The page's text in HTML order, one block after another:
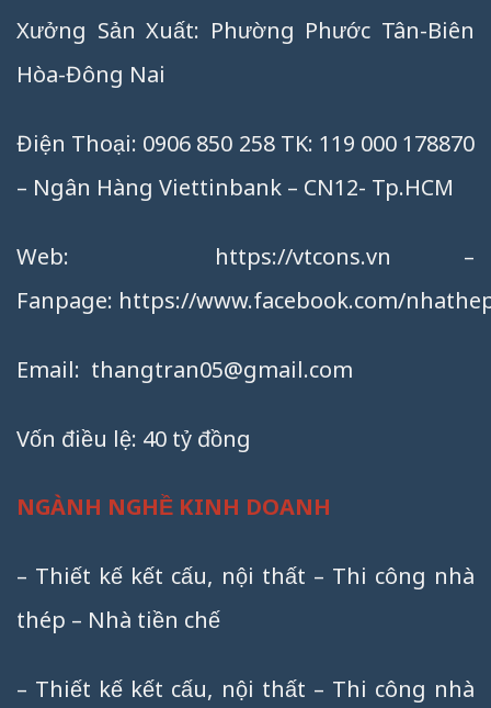
Xưởng Sản Xuất: Phường Phước Tân-Biên
Hòa-Đông Nai
Điện Thoại: 0906 850 258 TK: 119 000 178870
– Ngân Hàng Viettinbank – CN12- Tp.HCM
Web: https://vtcons.vn –
Fanpage: https://www.facebook.com/
Email: thangtran05@gmail.com
Vốn điều lệ: 40 tỷ đồng
NGÀNH NGHỀ KINH DOANH
– Thiết kế kết cấu, nội thất – Thi công nhà
thép – Nhà tiền chế
– Thiết kế kết cấu, nội thất – Thi công nhà